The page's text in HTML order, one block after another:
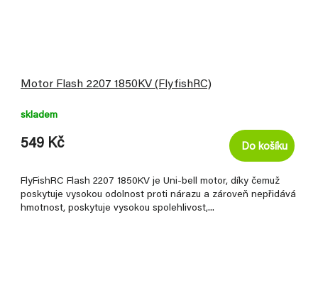
Motor Flash 2207 1850KV (FlyfishRC)
skladem
549 Kč Do košíku
FlyFishRC Flash 2207 1850KV je Uni-bell motor, díky čemuž
poskytuje vysokou odolnost proti nárazu a zároveň nepřidává
hmotnost, poskytuje vysokou spolehlivost,...